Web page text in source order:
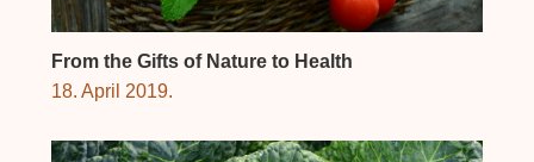
From the Gifts of Nature to Health
18. April 2019.